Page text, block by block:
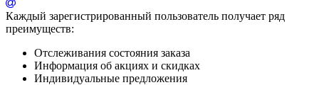
Каждый зарегистрированный пользователь получает ряд
преимуществ:
Отслеживания состояния заказа
Информация об акциях и скидках
Индивидуальные предложения